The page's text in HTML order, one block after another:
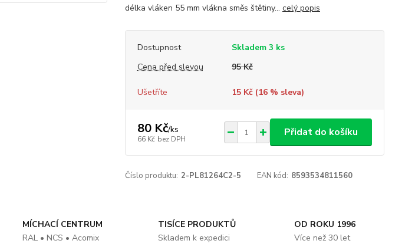
délka vláken 55 mm vlákna směs štětiny... celý popis
Dostupnost
Skladem 3 ks
Cena před slevou
95 Kč
Ušetříte 15 Kč (16% sleva)
80 Kč/ks
66 Kč bez DPH
Přidat do košíku
Číslo produktu: 2-PL81264C2-5 EAN kód: 8593534811560
MÍCHACÍ CENTRUM
RAL • NCS • Acomix
TISÍCE PRODUKTŮ
Skladem k expedici
OD ROKU 1996
Více než 30 let